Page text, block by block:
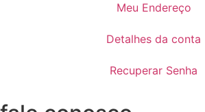
Meu Endereço
Detalhes da conta
Recuperar Senha